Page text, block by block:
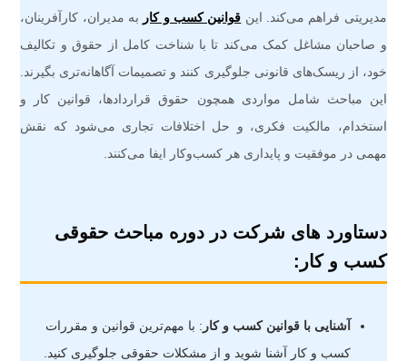
مدیریتی فراهم می‌کند. این قوانین کسب‌ و کار به مدیران، کارآفرینان،
و صاحبان مشاغل کمک می‌کند تا با شناخت کامل از حقوق و تکالیف
خود، از ریسک‌های قانونی جلوگیری کنند و تصمیمات آگاهانه‌تری بگیرند.
این مباحث شامل مواردی همچون حقوق قراردادها، قوانین کار و
استخدام، مالکیت فکری، و حل اختلافات تجاری می‌شود که نقش
مهمی در موفقیت و پایداری هر کسب‌وکار ایفا می‌کنند.
دستاورد های شرکت در دوره مباحث حقوقی
کسب و کار:
آشنایی با قوانین کسب و کار : با مهم‌ترین قوانین و مقررات
کسب و کار آشنا شوید و از مشکلات حقوقی جلوگیری کنید.